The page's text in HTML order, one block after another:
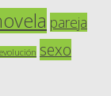
pareja
sexo